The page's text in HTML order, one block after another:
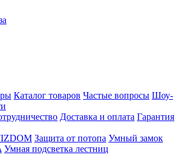
Каталог товаров Частые вопросы Шоу-
Доставка и оплата Гарантия
Защита от потопа Умный замок
Умная подсветка лестниц